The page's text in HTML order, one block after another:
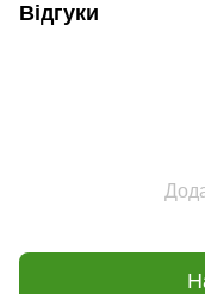
Відгуки